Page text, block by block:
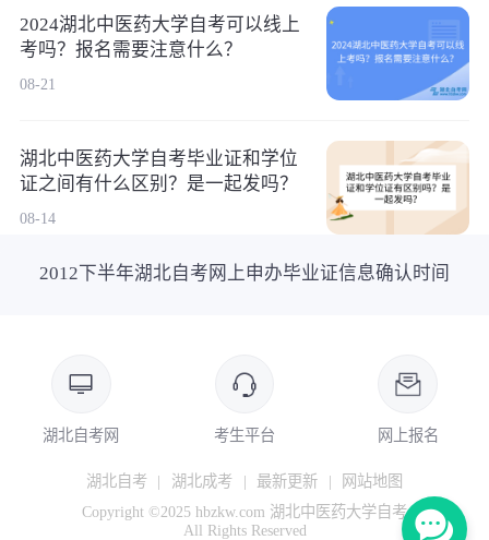
2024湖北中医药大学自考可以线上
考吗？报名需要注意什么？
08-21
湖北中医药大学自考毕业证和学位
证之间有什么区别？是一起发吗？
08-14
2012下半年湖北自考网上申办毕业证信息确认时间
湖北自考网 考生平台 网上报名
湖北自考 | 湖北成考 | 最新更新 |
网站地图
Copyright ©2025 hbzkw.com 湖北中医药大学自考
All Rights Reserved